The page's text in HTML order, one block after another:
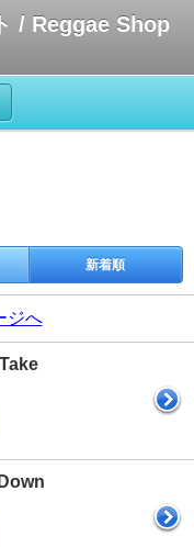
/ Reggae Shop
新着順
ジへ